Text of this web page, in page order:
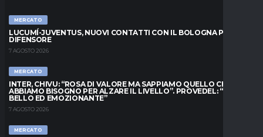
MERCATO
LUCUMÍ-JUVENTUS, NUOVI CONTATTI CON IL BOLOGNA PER IL
DIFENSORE
7 AGOSTO 2026
MERCATO
INTER, CHIVU: “ROSA DI VALORE MA SAPPIAMO QUELLO CHE
ABBIAMO BISOGNO PER ALZARE IL LIVELLO”. PROVEDEL: “MESE
BELLO ED EMOZIONANTE”
7 AGOSTO 2026
MERCATO